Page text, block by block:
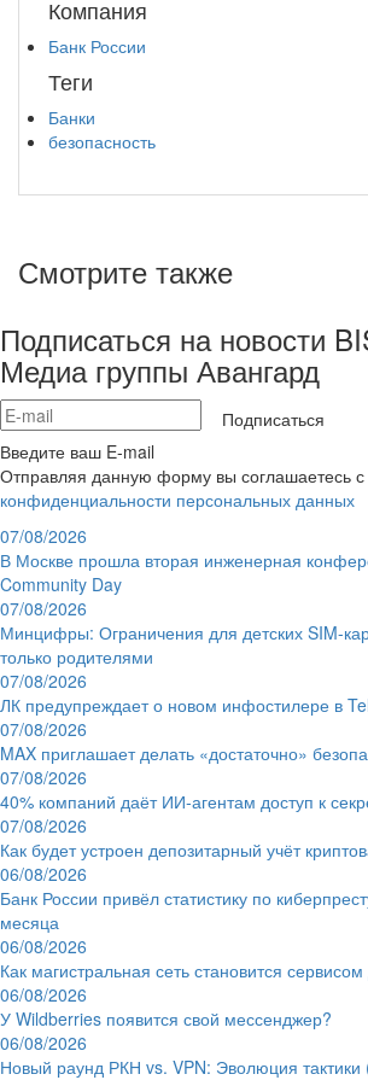
Компания
Банк России
Теги
Банки
безопасность
Смотрите также
Подписаться на новости
Медиа группы Авангард
Подписаться
Введите ваш E-mail
Отправляя данную форму вы соглашаетесь с
конфиденциальности персональных данных
07/08/2026
В Москве прошла вторая инженерная
Community Day
07/08/2026
Минцифры: Ограничения для детских SIM-
только родителями
07/08/2026
ЛК предупреждает о новом инфостилере в
07/08/2026
MAX приглашает делать «достаточно»
07/08/2026
40% компаний даёт ИИ‑агентам доступ к
07/08/2026
Как будет устроен депозитарный учёт
06/08/2026
Банк России привёл статистику по
месяца
06/08/2026
Как магистральная сеть становится
06/08/2026
У Wildberries появится свой мессенджер?
06/08/2026
Новый раунд РКН vs. VPN: Эволюция тактики